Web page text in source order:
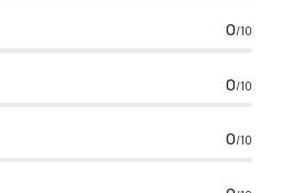
0/10
0/10
0/10